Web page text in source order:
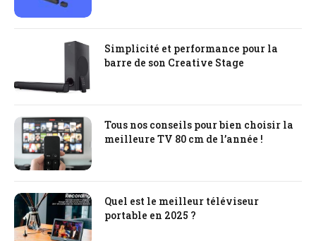
Simplicité et performance pour la
barre de son Creative Stage
Tous nos conseils pour bien choisir la
meilleure TV 80 cm de l’année !
Quel est le meilleur téléviseur
portable en 2025 ?